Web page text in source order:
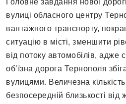
Головне завдання нової
вулиці обласного центру
вантажного транспорту,
ситуацію в місті, зменшити
від потоку автомобілів, адже
об’їзна дорога Тернополя
вулицями. Величезна
безпосередній близькості від